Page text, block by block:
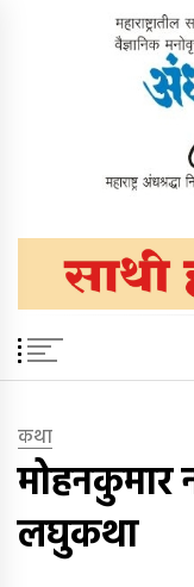
कथा
मोहनकुमार
लघुकथा